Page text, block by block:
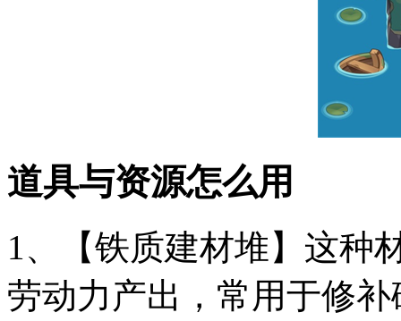
道具与资源怎么用
1、【铁质建材堆】这种
劳动力产出，常用于修